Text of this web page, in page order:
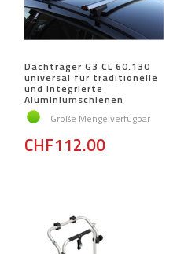
Dachträger G3 CL 60.130
universal für traditionelle
und integrierte
Aluminiumschienen
Große Menge verfügbar
CHF112.00